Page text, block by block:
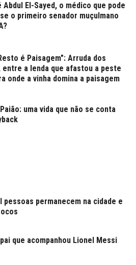
Abdul El-Sayed, o médico que pode
o primeiro senador muçulmano
é Paisagem": Arruda dos
entre a lenda que afastou a peste
onde a vinha domina a paisagem
uma vida que não se conta
pessoas permanecem na cidade e
que acompanhou Lionel Messi